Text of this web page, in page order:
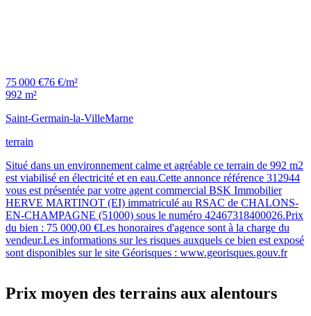
75 000 €76 €/m²
992 m²
Saint-Germain-la-VilleMarne
terrain
Situé dans un environnement calme et agréable ce terrain de 992 m2
est viabilisé en électricité et en eau.Cette annonce référence 312944
vous est présentée par votre agent commercial BSK Immobilier
HERVE MARTINOT (EI) immatriculé au RSAC de CHALONS-
EN-CHAMPAGNE (51000) sous le numéro 42467318400026.Prix
du bien : 75 000,00 €Les honoraires d'agence sont à la charge du
vendeur.Les informations sur les risques auxquels ce bien est exposé
sont disponibles sur le site Géorisques : www.georisques.gouv.fr
Prix moyen des terrains aux alentours